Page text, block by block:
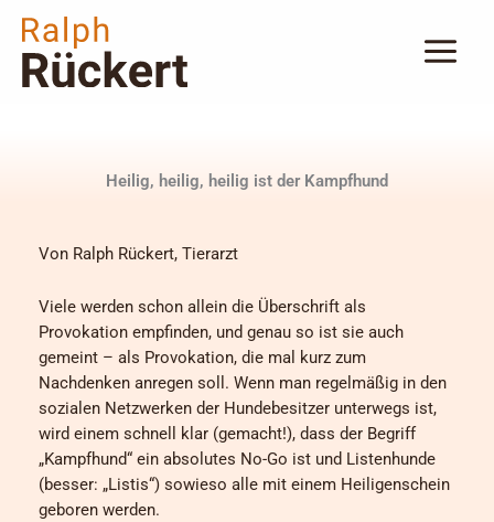
Inhalt
springen
Heilig, heilig, heilig ist der Kampfhund
Von Ralph Rückert, Tierarzt
Viele werden schon allein die Überschrift als
Provokation empfinden, und genau so ist sie auch
gemeint – als Provokation, die mal kurz zum
Nachdenken anregen soll. Wenn man regelmäßig in den
sozialen Netzwerken der Hundebesitzer unterwegs ist,
wird einem schnell klar (gemacht!), dass der Begriff
„Kampfhund“ ein absolutes No-Go ist und Listenhunde
(besser: „Listis“) sowieso alle mit einem Heiligenschein
geboren werden.